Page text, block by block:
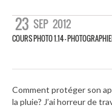
23 SEP 2012
COURS PHOTO 1.14 –
Comment protéger son
la pluie? J’ai horreur de